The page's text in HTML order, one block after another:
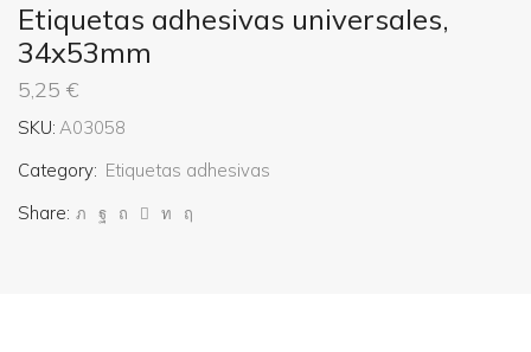
Etiquetas adhesivas universales,
34x53mm
5,25 €
SKU: A03058
Category: Etiquetas adhesivas
Share: